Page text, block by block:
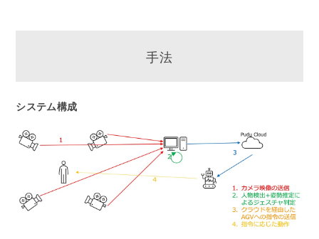
手法
システム構成